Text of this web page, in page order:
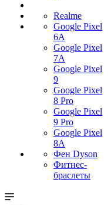
Realme
Google Pixel
6A
Google Pixel
7А
Google Pixel
9
Google Pixel
8 Pro
Google Pixel
9 Pro
Google Pixel
8A
Фен Dyson
Фитнес-
браслеты